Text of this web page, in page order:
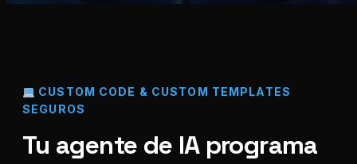
CUSTOM CODE & CUSTOM TEMPLATES
SEGUROS
Tu agente de IA programa